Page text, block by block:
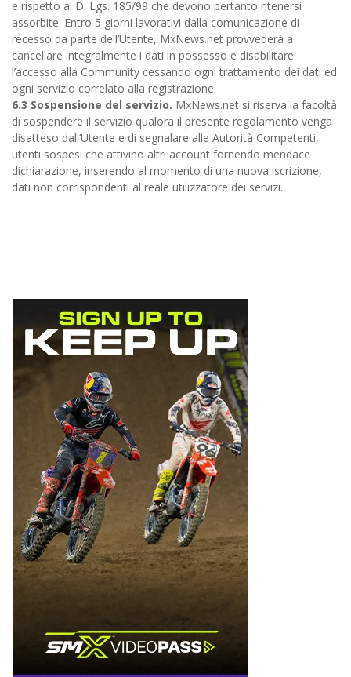
e rispetto al D. Lgs. 185/99 che devono pertanto ritenersi
assorbite. Entro 5 giorni lavorativi dalla comunicazione di
recesso da parte dell’Utente, MxNews.net provvederà a
cancellare integralmente i dati in possesso e disabilitare
l’accesso alla Community cessando ogni trattamento dei dati ed
ogni servizio correlato alla registrazione.
6.3 Sospensione del servizio. MxNews.net si riserva la facoltà
di sospendere il servizio qualora il presente regolamento venga
disatteso dall’Utente e di segnalare alle Autorità Competenti,
utenti sospesi che attivino altri account fornendo mendace
dichiarazione, inserendo al momento di una nuova iscrizione,
dati non corrispondenti al reale utilizzatore dei servizi.